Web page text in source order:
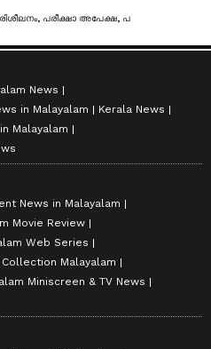
News
in Malayalam
Kerala News
Malayalam
News in Malayalam
Movie Review
Web Series
Malayalam
Miniscreen & TV News